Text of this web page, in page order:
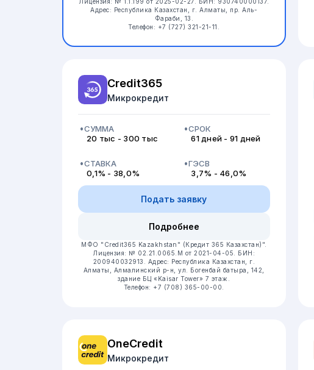
Адрес: Республика Казахстан, г. Алматы, пр. Аль-
Фараби, 13.
Телефон: +7 (727) 321-21-11.
Credit365
Микрокредит
СУММА
20 тыс - 300 тыс
СРОК
61 дней - 91 дней
СТАВКА
0,1% - 38,0%
ГЭСВ
3,7% - 46,0%
Подать заявку
Подробнее
МФО "Credit365 Kazakhstan" (Кредит 365 Казахстан)".
Лицензия: № 02.21.0065.M от 2021-04-05. БИН:
200940032913. Адрес: Республика Казахстан, г.
Алматы, Алмалинский р-н, ул. Богенбай батыра, 142,
здание БЦ «Kaisar Tower» 7 этаж.
Телефон: +7 (708) 365-00-00.
OneCredit
Микрокредит